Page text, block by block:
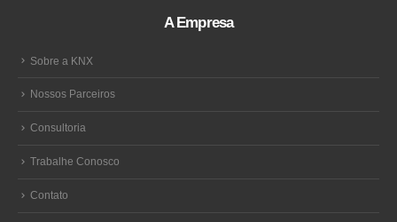
A Empresa
Sobre a KNX
Nossos Parceiros
Consultoria
Trabalhe Conosco
Contato